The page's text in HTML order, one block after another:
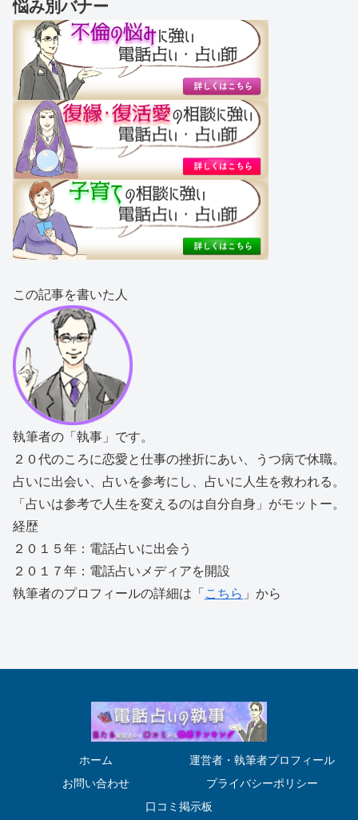
悩み別バナー
この記事を書いた人
執筆者の「執事」です。
２０代のころに恋愛と仕事の挫折にあい、うつ病で休職。
占いに出会い、占いを参考にし、占いに人生を救われる。
「占いは参考で人生を変えるのは自分自身」がモットー。
経歴
２０１５年：電話占いに出会う
２０１７年：電話占いメディアを開設
執筆者のプロフィールの詳細は「こちら 」から
ホーム
運営者・執筆者プロフィール
お問い合わせ
プライバシーポリシー
口コミ掲示板